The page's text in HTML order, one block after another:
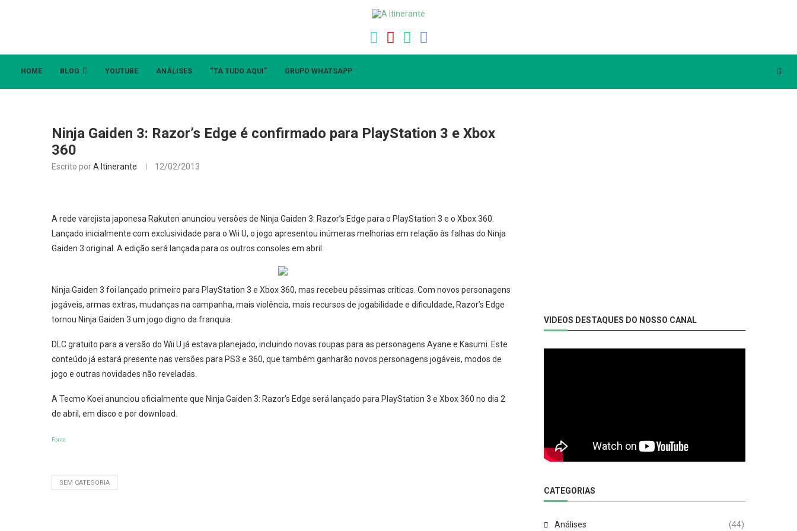
HOME BLOG YOUTUBE ANÁLISES “TÁ TUDO AQUI” GRUPO WHATSAPP
Ninja Gaiden 3: Razor’s Edge é confirmado para PlayStation 3 e Xbox
360
Escrito porA Itinerante 12/02/2013
A rede varejista japonesa Rakuten anunciou versões de Ninja Gaiden 3: Razor’s Edge para o PlayStation 3 e o Xbox 360.
Lançado inicialmente com exclusividade para o Wii U, o jogo apresentou inúmeras melhorias em relação às falhas do Ninja
Gaiden 3 original. A edição será lançada para os outros consoles em abril.
Ninja Gaiden 3 foi lançado primeiro para PlayStation 3 e Xbox 360, mas recebeu péssimas críticas. Com novos personagens
jogáveis, armas extras, mudanças na campanha, mais violência, mais recursos de jogabilidade e dificuldade, Razor’s Edge
tornou Ninja Gaiden 3 um jogo digno da franquia.
DLC gratuito para a versão do Wii U já estava planejado, incluindo novas roupas para as personagens Ayane e Kasumi. Este
conteúdo já estará presente nas versões para PS3 e 360, que também ganharão novos personagens jogáveis, modos de
jogo e outras novidades não reveladas.
A Tecmo Koei anunciou oficialmente que Ninja Gaiden 3: Razor’s Edge será lançado para PlayStation 3 e Xbox 360 no dia 2
de abril, em disco e por download.
Fonte
SEM CATEGORIA
VIDEOS DESTAQUES DO NOSSO CANAL
CATEGORIAS
Análises (44)